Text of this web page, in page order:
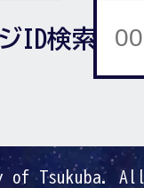
ID検索
of Tsukuba.